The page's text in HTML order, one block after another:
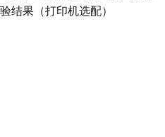
结果（打印机选配）